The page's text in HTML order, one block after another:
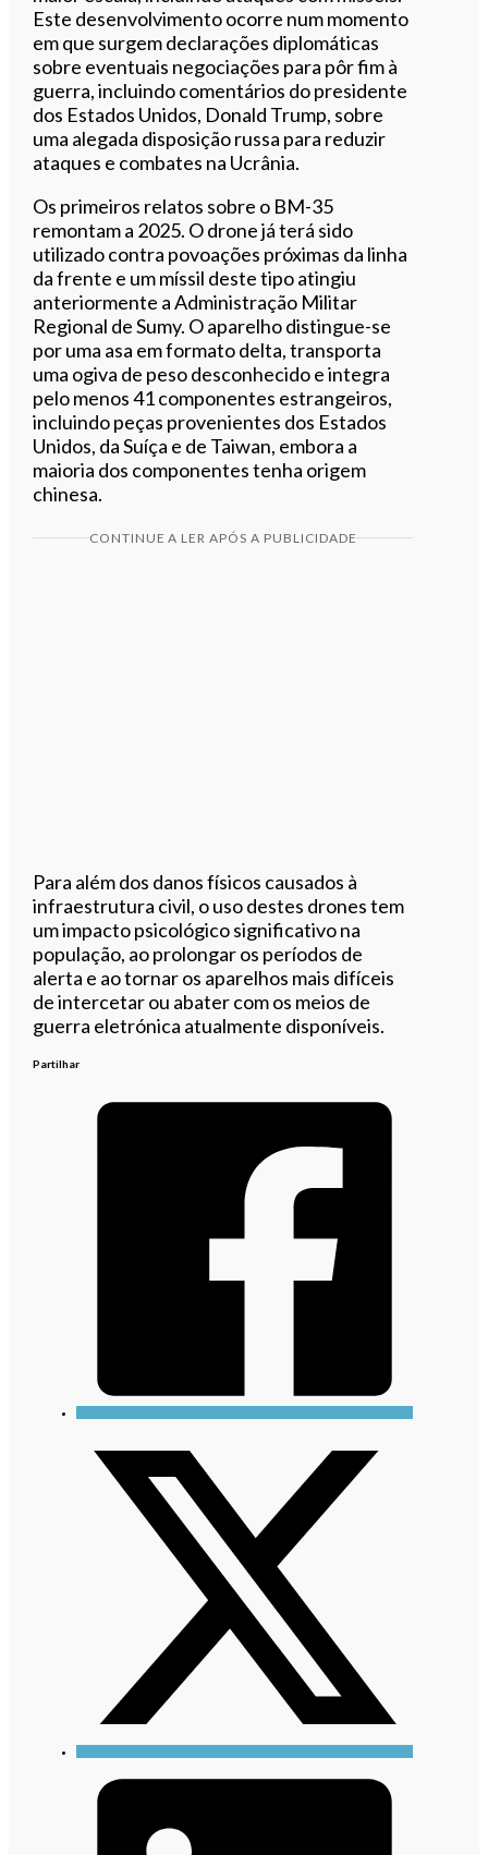
Este desenvolvimento ocorre num momento
em que surgem declarações diplomáticas
sobre eventuais negociações para pôr fim à
guerra, incluindo comentários do presidente
dos Estados Unidos, Donald Trump, sobre
uma alegada disposição russa para reduzir
ataques e combates na Ucrânia.
Os primeiros relatos sobre o BM-35
remontam a 2025. O drone já terá sido
utilizado contra povoações próximas da linha
da frente e um míssil deste tipo atingiu
anteriormente a Administração Militar
Regional de Sumy. O aparelho distingue-se
por uma asa em formato delta, transporta
uma ogiva de peso desconhecido e integra
pelo menos 41 componentes estrangeiros,
incluindo peças provenientes dos Estados
Unidos, da Suíça e de Taiwan, embora a
maioria dos componentes tenha origem
chinesa.
CONTINUE A LER APÓS A PUBLICIDADE
Para além dos danos físicos causados à
infraestrutura civil, o uso destes drones tem
um impacto psicológico significativo na
população, ao prolongar os períodos de
alerta e ao tornar os aparelhos mais difíceis
de intercetar ou abater com os meios de
guerra eletrónica atualmente disponíveis.
Partilhar